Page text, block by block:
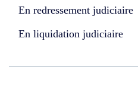
En redressement judiciaire
En liquidation judiciaire